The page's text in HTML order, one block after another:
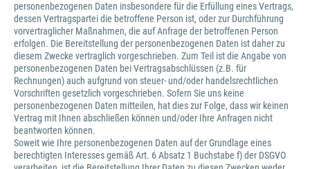
personenbezogenen Daten insbesondere für die Erfüllung eines Vertrags,
dessen Vertragspartei die betroffene Person ist, oder zur Durchführung
vorvertraglicher Maßnahmen, die auf Anfrage der betroffenen Person
erfolgen. Die Bereitstellung der personenbezogenen Daten ist daher zu
diesem Zwecke vertraglich vorgeschrieben. Zum Teil ist die Angabe von
personenbezogenen Daten bei Vertragsabschlüssen (z.B. für
Rechnungen) auch aufgrund von steuer- und/oder handelsrechtlichen
Vorschriften gesetzlich vorgeschrieben. Sofern Sie uns keine
personenbezogenen Daten mitteilen, hat dies zur Folge, dass wir keinen
Vertrag mit Ihnen abschließen können und/oder Ihre Anfragen nicht
beantworten können.
Soweit wie Ihre personenbezogenen Daten auf der Grundlage eines
berechtigten Interesses gemäß Art. 6 Absatz 1 Buchstabe f) der DSGVO